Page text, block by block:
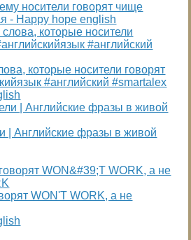
носители говорят чище
- Happy hope english
которые носители говорят
#английский #smartalex
| Английские фразы в живой
WON'T WORK, а не